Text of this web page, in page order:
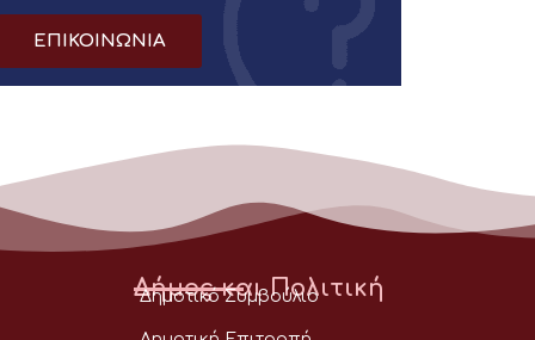
ΕΠΙΚΟΙΝΩΝΙΑ
Δήμος και Πολιτική
Δημοτικό Συμβούλιο